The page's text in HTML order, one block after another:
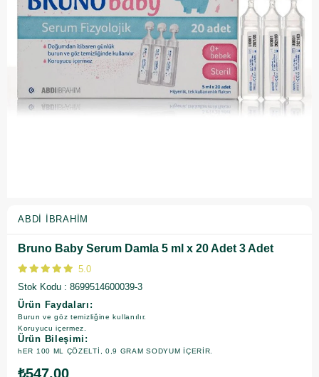
ABDI İBRAHIM
Bruno Baby Serum Damla 5 ml x 20 Adet 3 Adet
5.0
Stok Kodu
8699514600039-3
Ürün Faydaları:
Burun ve göz temizliğine kullanılır.
Koruyucu içermez.
Ürün Bileşimi:
hER 100 ML ÇÖZELTİ, 0,9 GRAM SODYUM İÇERİR.
₺547,00